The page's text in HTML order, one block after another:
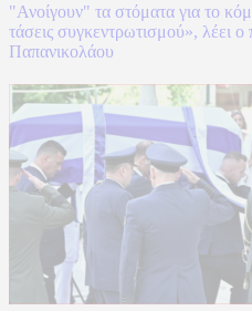
"Ανοίγουν" τα στόματα για το
τάσεις συγκεντρωτισμού», λέει ο
Παπανικολάου